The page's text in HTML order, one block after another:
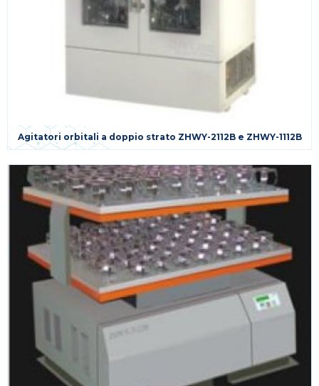
Agitatori orbitali a doppio strato ZHWY-2112B e ZHWY-1112B